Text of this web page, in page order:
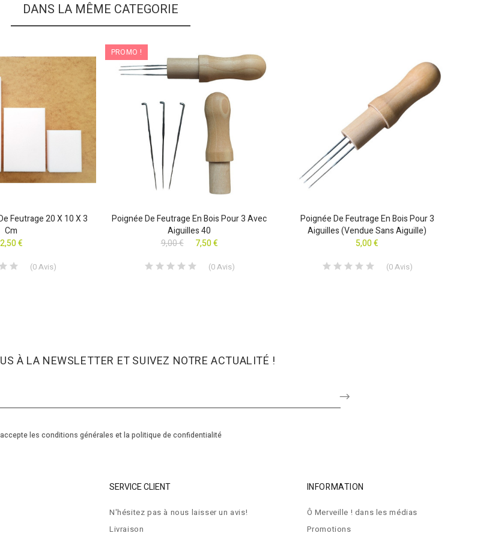
DANS LA MÊME CATEGORIE
Feutrage 20 X 10 X 3
Cm
2,50 €
(0Avis)
PROMO !
Poignée De Feutrage En Bois Pour 3 Avec
Aiguilles 40
9,00 €
7,50 €
(0Avis)
Poignée De Feutrage En Bois Pour 3
Aiguilles (vendue Sans Aiguille)
5,00 €
(0Avis)
À LA NEWSLETTER ET SUIVEZ NOTRE ACTUALITÉ !
les conditions générales et la politique de confidentialité
SERVICE CLIENT
N'hésitez pas à nous laisser un avis!
Livraison
INFORMATION
Ô Merveille ! dans les médias
Promotions